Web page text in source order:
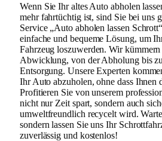
Wenn Sie Ihr altes Auto abholen
mehr fahrtüchtig ist, sind Sie bei uns
Service „Auto abholen lassen
einfache und bequeme Lösung, um
Fahrzeug loszuwerden. Wir kümmern
Abwicklung, von der Abholung bis
Entsorgung. Unsere Experten
Ihr Auto abzuholen, ohne dass Ihnen
Profitieren Sie von unserem
nicht nur Zeit spart, sondern auch
umweltfreundlich recycelt wird.
sondern lassen Sie uns Ihr
zuverlässig und kostenlos!